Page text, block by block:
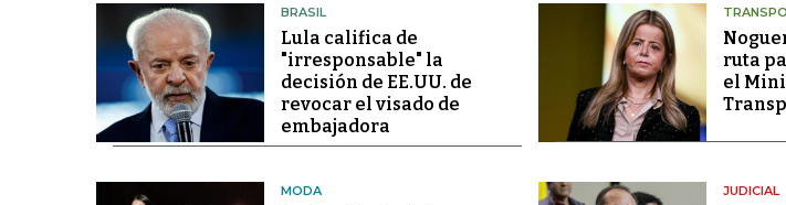
BRASIL
Lula califica de
"irresponsable" la
decisión de EE.UU. de
revocar el visado de
embajadora
ruta
el
MODA JUDICIAL